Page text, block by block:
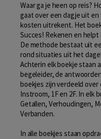
Waar ga je heen op reis?
gaat over een dagje uit
kosten uitrekent. Het
Succes! Rekenen en
De methode bestaat uit
rond situaties uit het
Achterin elk boekje staan
begeleider, de
boekjes zijn verdeeld over
Instroom, 1F en 2F. In elk
Getallen, Verhoudingen,
Verbanden.
In alle boekjes staan